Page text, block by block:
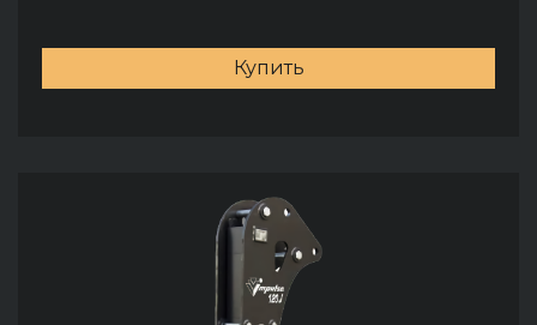
Купить